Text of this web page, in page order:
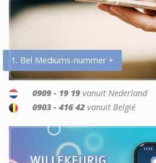
1. Bel Mediums-nummer +
0909 - 19 19 vanuit Nederland
0903 - 416 42 vanuit België